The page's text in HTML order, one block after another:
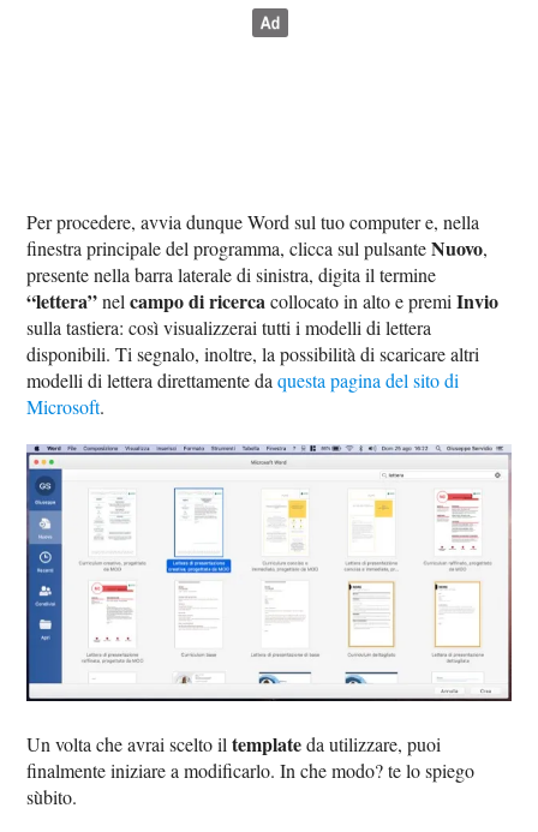
Per procedere, avvia dunque Word sul tuo computer e, nella
finestra principale del programma, clicca sul pulsanteNuovo,
presente nella barra laterale di sinistra, digita il termine
“lettera”nelcampo di ricercacollocato in alto e premiInvio
sulla tastiera: così visualizzerai tutti i modelli di lettera
disponibili. Ti segnalo, inoltre, la possibilità di scaricare altri
modelli di lettera direttamente daquesta pagina del sito di
Microsoft.
Un volta che avrai scelto iltemplateda utilizzare, puoi
finalmente iniziare a modificarlo. In che modo? te lo spiego
sùbito.